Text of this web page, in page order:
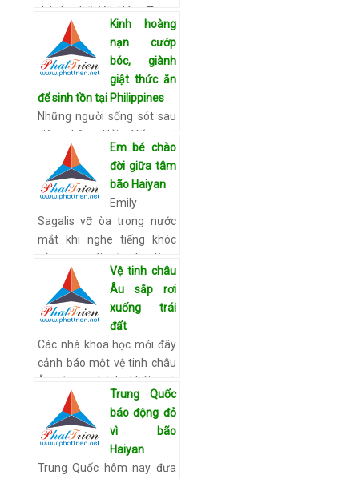
thành phố Vũ Hán, Trung
Quốc hôm 11/11 Những
nghệ sĩ tạo ra trang phục
đầy màu sắc và bắt mắ…
Kinh hoàng
nạn cướp
bóc, giành
giật thức ăn
để sinh tồn tại Philippines
Những người sống sót sau
siêu bão Hải Yến tại
Philippines đã cướp phá
các cửa hàng và đào bới
khắp nơi để tìm kiếm thức
ăn nhằm thoát cảnh chết
đói, h…
Xem chi tiết
Em bé chào
đời giữa tâm
bão Haiyan
Emily
Sagalis vỡ òa trong nước
mắt khi nghe tiếng khóc
của con gái vừa lọt lòng
giữa cảnh hoang tàn ở
Tacloban. Con gái của
Sagalis vừa chào đời hô…
Vệ tinh châu
Âu sắp rơi
xuống trái
đất
Các nhà khoa học mới đây
cảnh báo một vệ tinh châu
Âu đang chệch khỏi quỹ
đạo và sẽ rơi xuống trái đất,
nhưng chưa xác định được
địa điểm chính xác. …
Xem
Trung Quốc
báo động đỏ
vì bão
Haiyan
Trung Quốc hôm nay đưa